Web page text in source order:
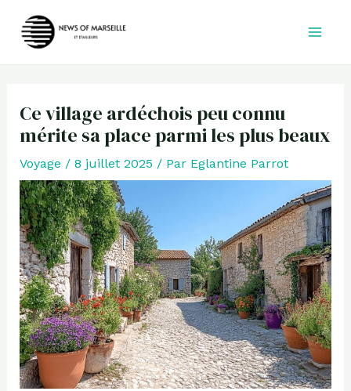
Ce village ardéchois peu connu
mérite sa place parmi les plus beaux
Voyage / 8 juillet 2025 / Par Eglantine Parrot